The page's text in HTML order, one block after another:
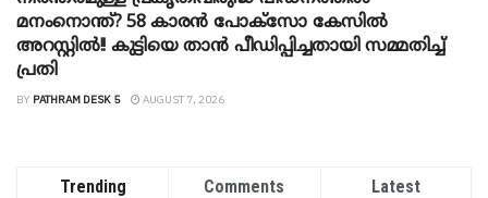
മനംനൊന്ത്? 58 കാരൻ പോക്സോ കേസിൽ
അറസ്റ്റിൽ!! കുട്ടിയെ താൻ പീഡിപ്പിച്ചതായി സമ്മതിച്ച്
പ്രതി
BY PATHRAM DESK 5 AUGUST 7, 2026
Trending Comments Latest